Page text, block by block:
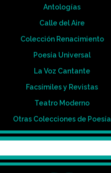
Antologías
Calle del Aire
Colección Renacimiento
Poesía Universal
La Voz Cantante
Facsímiles y Revistas
Teatro Moderno
Otras Colecciones de Poesía